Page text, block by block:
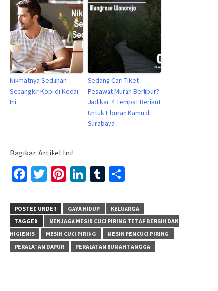
Nikmatnya Seduhan
Secangkir Kopi di Kedai
Ini
Sedang Cari Tiket
Pesawat Murah Berlibur?
Jadikan 4 Tempat Berikut
Untuk Liburan Kamu di
Surabaya
Bagikan Artikel Ini!
Facebook
TwitterPinterest
LinkedIn
Tumblr
POSTED UNDER GAYA HIDUP
KELUARGA
TAGGED
MENJAGA MESIN CUCI PIRING TETAP BERSIH DAN
HIGIENIS
MESIN CUCI PIRING
MESIN PENCUCI PIRING
PERALATAN DAPUR
PERALATAN RUMAH TANGGA